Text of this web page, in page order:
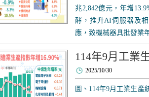
兆2,842億元，年增
酵，推升AI伺服器及
應，致機械器具批發業
114年9月工業
2025/10/30
圖、114年9月工業生產